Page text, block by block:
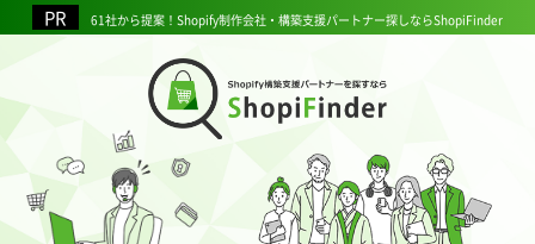
61社から提案！Shopify制作会社・構築支援パートナー探しならShopiFinder